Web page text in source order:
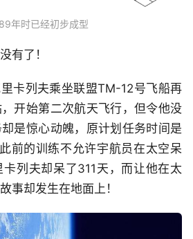
年时已经初步成型
有了！
卡列夫乘坐联盟TM-12号飞船再
开始第二次航天飞行，但令他没
是惊心动魄，原计划任务时间是
前的训练不允许宇航员在太空呆
列夫却呆了311天，而让他在太
事却发生在地面上！